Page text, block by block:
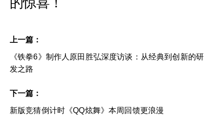
上一篇：
《铁拳6》制作人原田胜弘深度访谈：从经典到创新的研
发之路
下一篇：
新版竞猜倒计时《QQ炫舞》本周回馈更浪漫